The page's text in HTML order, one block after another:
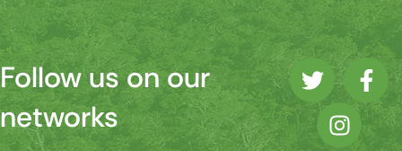
Follow us on our
networks